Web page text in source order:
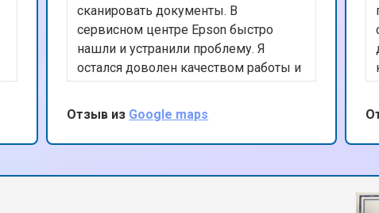
сканировать документы. В
сервисном центре Epson быстро
нашли и устранили проблему. Я
остался доволен качеством работы и
профессионализмом персонала.
Рекомендую этот сервис всем, кто
ищет надежный ремонт техники
Epson.
Отзыв из Google maps